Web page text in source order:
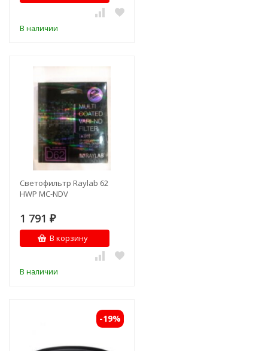
В наличии
Светофильтр Raylab 62
HWP MC-NDV
1 791 ₽
В корзину
В наличии
-19%